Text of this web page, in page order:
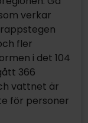
verkar
fler
i det 104
366
vattnet är
för personer